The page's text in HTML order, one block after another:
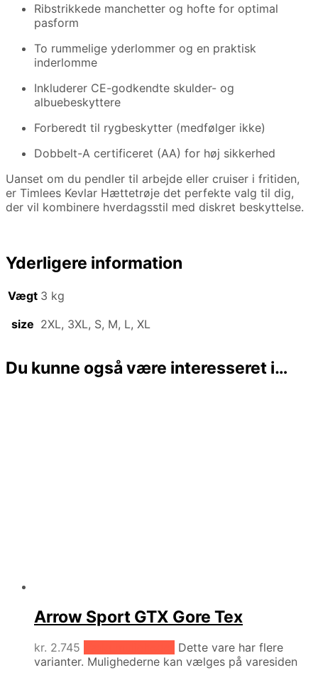
Ribstrikkede manchetter og hofte for optimal
pasform
To rummelige yderlommer og en praktisk
inderlomme
Inkluderer CE-godkendte skulder- og
albuebeskyttere
Forberedt til rygbeskytter (medfølger ikke)
Dobbelt-A certificeret (AA) for høj sikkerhed
Uanset om du pendler til arbejde eller cruiser i fritiden,
er Timlees Kevlar Hættetrøje det perfekte valg til dig,
der vil kombinere hverdagsstil med diskret beskyttelse.
Yderligere information
Vægt 3 kg
size 2XL, 3XL, S, M, L, XL
Du kunne også være interesseret i…
Arrow Sport GTX Gore Tex
kr. 2.745
Dette vare har flere
varianter. Mulighederne kan vælges på varesiden